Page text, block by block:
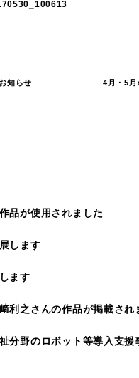
知らせ 4月・5月
品が使用されました
します
ます
利之さんの作品が掲載され
分野のロボット等導入支援